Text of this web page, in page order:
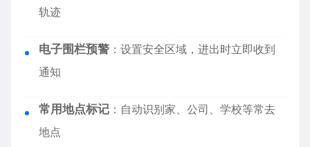
轨迹
电子围栏预警 ：设置安全区域，进出时立即收到
通知
常用地点标记 ：自动识别家、公司、学校等常去
地点